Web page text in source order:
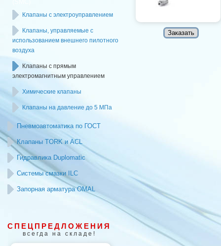
Клапаны с электроуправлением
Клапаны, управляемые с
использованием внешнего пилотного
воздуха
Клапаны с прямым
электромагнитным управлением
Химические клапаны
Клапаны на давление до 5 МПа
Пневмоавтоматика по ГОСТ
Клапаны TORK и ACL
Гидравлика Duplomatic
Системы смазки ILC
Запорная арматура OMAL
СПЕЦПРЕДЛОЖЕНИЯ
всегда на складе!